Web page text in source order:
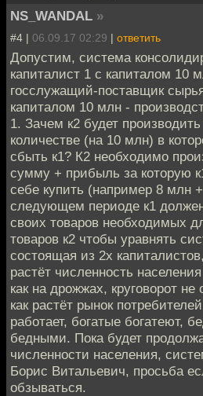
NS_WANDAL »
#4 | 06.09.17 02:29 | ответить
Допустим, система
капиталист 1 с капиталом 10
госслужащий-поставщик
капиталом 10 млн -
1. Зачем к2 будет
количестве (на 10 млн) в
сбыть к1? К2 необходимо
сумму + прибыль за которую
себе купить (например 8 млн
следующем периоде к1
своих товаров необходимых
товаров к2 чтобы уравнять
состоящая из 2х
растёт численность
как на дрожжах, круговорот не
как растёт рынок
работает, богатые богатеют,
бедными. Пока будет
численности населения,
Борис Витальевич, просьба
обзываться.